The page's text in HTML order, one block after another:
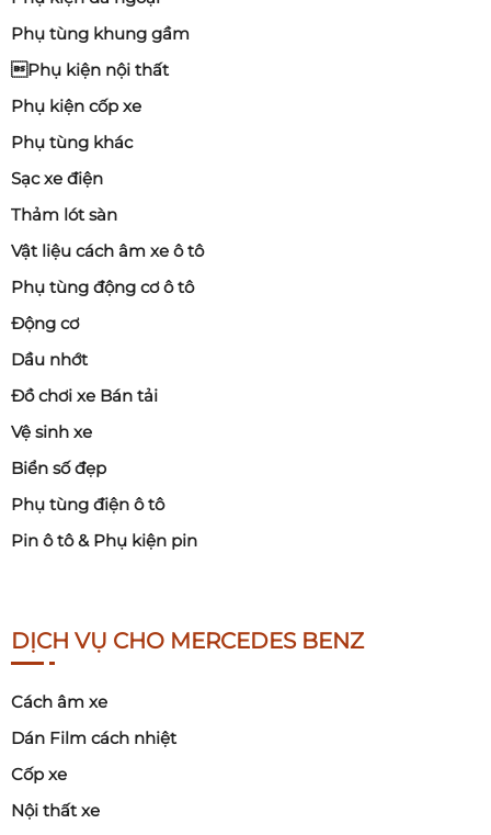
Phụ tùng khung gầm
Phụ kiện nội thất
Phụ kiện cốp xe
Phụ tùng khác
Sạc xe điện
Thảm lót sàn
Vật liệu cách âm xe ô tô
Phụ tùng động cơ ô tô
Động cơ
Dầu nhớt
Đồ chơi xe Bán tải
Vệ sinh xe
Biển số đẹp
Phụ tùng điện ô tô
Pin ô tô & Phụ kiện pin
DỊCH VỤ CHO MERCEDES BENZ
Cách âm xe
Dán Film cách nhiệt
Cốp xe
Nội thất xe